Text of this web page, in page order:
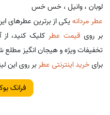
لوبان ، وانیل ، خس خس
عطر مردانهیکی از برترین عطرهای
بر روی قیمت عطر کلیک کنید،
تخفیفات ویژه و هیجان انگیز مطلع
برایخرید اینترنتی عطر بر روی این
فرانک